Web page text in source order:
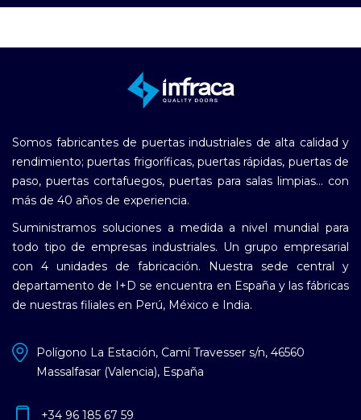
Somos fabricantes de puertas industriales de alta calidad y
rendimiento; puertas frigoríficas, puertas rápidas, puertas de
paso, puertas cortafuegos, puertas para salas limpias... con
más de 40 años de experiencia.
Suministramos soluciones a medida a nivel mundial para
todo tipo de empresas industriales. Un grupo empresarial
con 4 unidades de fabricación. Nuestra sede central y
departamento de I+D se encuentra en España y las fábricas
de nuestras filiales en Perú, México e India.
Polígono La Estación, Camí Travesser s/n, 46560
Massalfasar (Valencia), España
+34 96 185 67 59